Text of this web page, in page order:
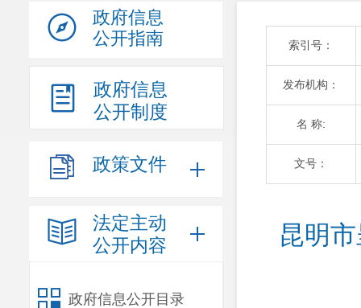
政府信息
公开指南
政府信息
公开制度
政策文件
法定主动
公开内容
政府信息公开目录
索引号：
发布机构：
名 称:
文号：
昆明